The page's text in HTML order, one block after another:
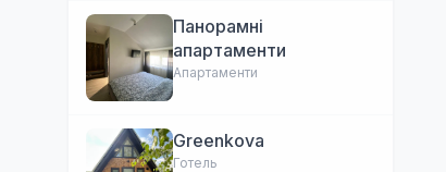
Панорамні
апартаменти
Апартаменти
Greenkova
Готель